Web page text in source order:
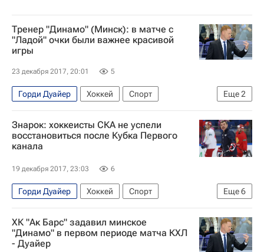
Тренер "Динамо" (Минск): в матче с
"Ладой" очки были важнее красивой
игры
23 декабря 2017, 20:01 5
Еще2
Горди Дуайер Хоккей
Спорт
КХЛ 2025-2026
Динамо (Минск)
Знарок: хоккеисты СКА не успели
восстановиться после Кубка Первого
канала
19 декабря 2017, 23:03 6
Еще6
Горди Дуайер Хоккей
Спорт
Олег Знарок
Еврохоккейтур
КХЛ 2025-2026
Динамо (Минск)
СКА (Санкт-Петербург)
ХК "Ак Барс" задавил минское
"Динамо" в первом периоде матча КХЛ
- Дуайер